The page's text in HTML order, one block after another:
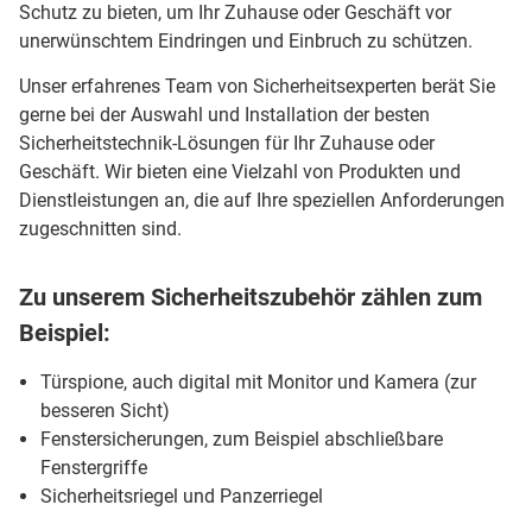
Schutz zu bieten, um Ihr Zuhause oder Geschäft vor
unerwünschtem Eindringen und Einbruch zu schützen.
Unser erfahrenes Team von Sicherheitsexperten berät Sie
gerne bei der Auswahl und Installation der besten
Sicherheitstechnik-Lösungen für Ihr Zuhause oder
Geschäft. Wir bieten eine Vielzahl von Produkten und
Dienstleistungen an, die auf Ihre speziellen Anforderungen
zugeschnitten sind.
Zu unserem Sicherheitszubehör zählen zum
Beispiel:
Türspione, auch digital mit Monitor und Kamera (zur
besseren Sicht)
Fenstersicherungen, zum Beispiel abschließbare
Fenstergriffe
Sicherheitsriegel und Panzerriegel